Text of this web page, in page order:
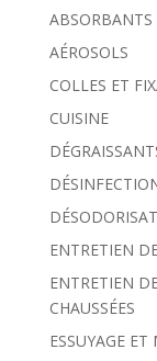
ABSORBANTS
AÉROSOLS
COLLES ET
CUISINE
ENTRETIEN
ENTRETIEN
CHAUSSÉES
ESSUYAGE